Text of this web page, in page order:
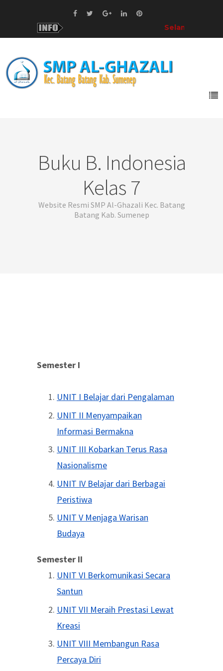
Selamat Datang!
Buku B. Indonesia
Kelas 7
Website Resmi SMP Al-Ghazali Kec. Batang
Batang Kab. Sumenep
Semester I
UNIT I Belajar dari Pengalaman
UNIT II Menyampaikan
Informasi Bermakna
UNIT III Kobarkan Terus Rasa
Nasionalisme
UNIT IV Belajar dari Berbagai
Peristiwa
UNIT V Menjaga Warisan
Budaya
Semester II
UNIT VI Berkomunikasi Secara
Santun
UNIT VII Meraih Prestasi Lewat
Kreasi
UNIT VIII Membangun Rasa
Percaya Diri